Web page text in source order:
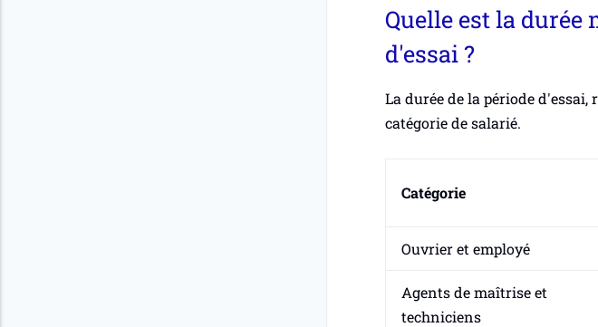
Quelle est la durée
d'essai ?
La durée de la période
catégorie de salarié.
Catégorie
Ouvrier et employé
Agents de maîtrise et
techniciens